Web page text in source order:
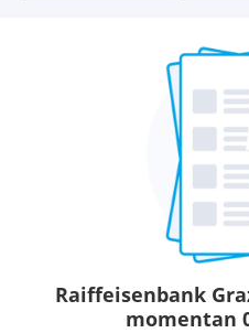
Raiffeisenbank
momentan